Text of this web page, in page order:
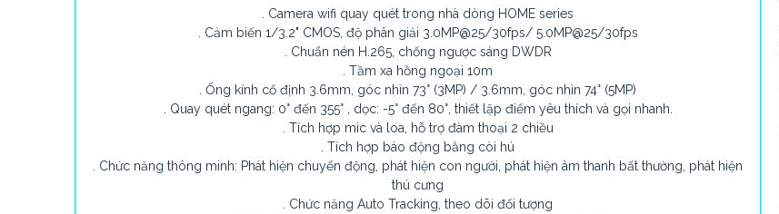
. Camera wifi quay quét trong nhà dòng HOME series
. Cảm biến 1/3.2" CMOS, độ phân giải 3.0MP@25/30fps/ 5.0MP@25/30fps
. Chuẩn nén H.265, chống ngược sáng DWDR
. Tầm xa hồng ngoại 10m
. Ống kính cố định 3.6mm, góc nhìn 73° (3MP) / 3.6mm, góc nhìn 74° (5MP)
. Quay quét ngang: 0° đến 355° , dọc: -5° đến 80°, thiết lập điểm yêu thích và gọi nhanh.
. Tích hợp mic và loa, hỗ trợ đàm thoại 2 chiều
. Tích hợp báo động bằng còi hú
. Chức năng thông minh: Phát hiện chuyển động, phát hiện con người, phát hiện âm thanh bất thường, phát hiện
thú cưng
. Chức năng Auto Tracking, theo dõi đối tượng